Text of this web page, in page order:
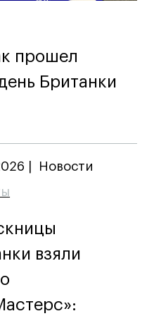
прошел
Британки
Новости
взяли